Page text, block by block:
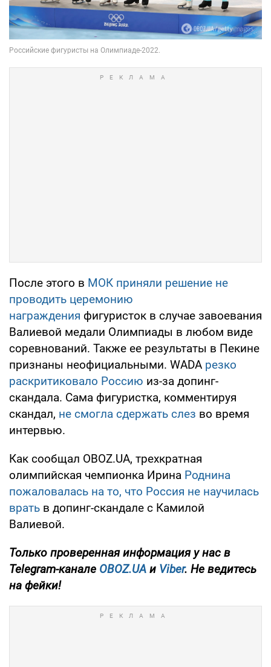
После этого в МОК приняли решение не
проводить церемонию
награждения фигуристок в случае завоевания
Валиевой медали Олимпиады в любом виде
соревнований. Также ее результаты в Пекине
признаны неофициальными. WADA резко
раскритиковало Россию из-за допинг-
скандала. Сама фигуристка, комментируя
скандал, не смогла сдержать слез во время
интервью.
Как сообщал OBOZ.UA, трехкратная
олимпийская чемпионка Ирина Роднина
пожаловалась на то, что Россия не научилась
врать в допинг-скандале с Камилой
Валиевой.
Только проверенная информация у нас в
Telegram-канале OBOZ.UA и Viber. Не ведитесь
на фейки!